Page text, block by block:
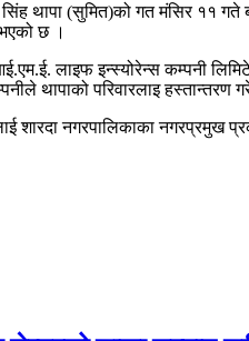
सिंह थापा (सुमित)को गत मंसिर ११
छ ।
लाइफ इन्स्योरेन्स कम्पनी
थापाको परिवारलाइ हस्तान्तरण
शारदा नगरपालिकाका नगरप्रमुख